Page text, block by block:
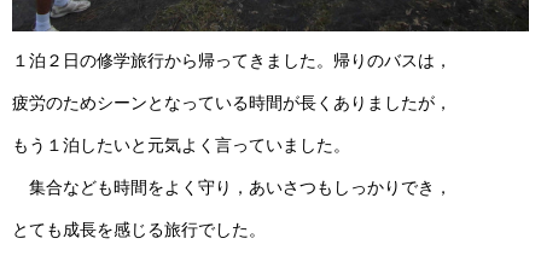
１泊２日の修学旅行から帰ってきました。帰りのバスは，
疲労のためシーンとなっている時間が長くありましたが，
もう１泊したいと元気よく言っていました。
集合なども時間をよく守り，あいさつもしっかりでき，
とても成長を感じる旅行でした。